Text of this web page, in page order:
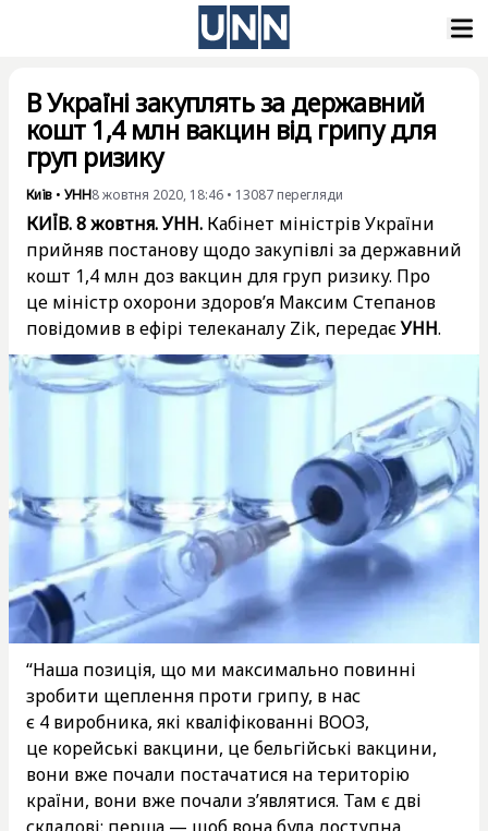
В Україні закуплять за державний
кошт 1,4 млн вакцин від грипу для
груп ризику
Київ • УНН8 жовтня 2020, 18:46 • 13087 перегляди
КИЇВ. 8 жовтня. УНН. Кабінет міністрів України
прийняв постанову щодо закупівлі за державний
кошт 1,4 млн доз вакцин для груп ризику. Про
це міністр охорони здоров’я Максим Степанов
повідомив в ефірі телеканалу Zik, передаєУНН.
“Наша позиція, що ми максимально повинні
зробити щеплення проти грипу, в нас
є 4 виробника, які кваліфікованні ВООЗ,
це корейські вакцини, це бельгійські вакцини,
вони вже почали постачатися на територію
країни, вони вже почали з’являтися. Там є дві